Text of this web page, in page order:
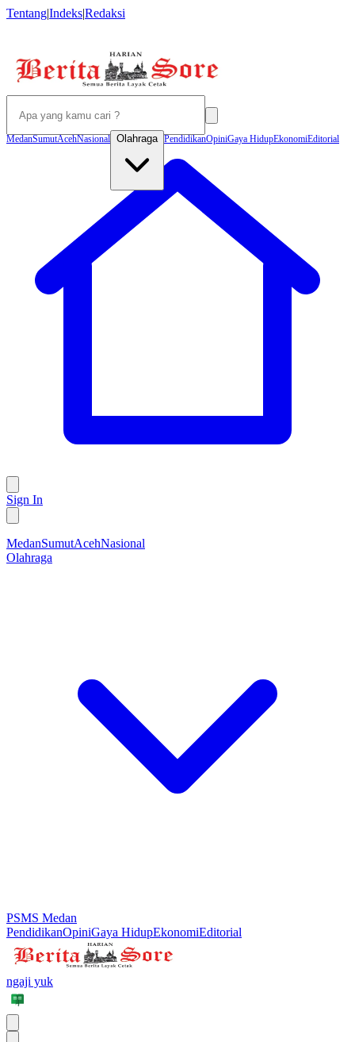
Tentang|Indeks|Redaksi
MedanSumutAcehNasional Olahraga PendidikanOpiniGaya HidupEkonomiEditorial
Sign In
MedanSumutAcehNasional
Olahraga
PSMS Medan
PendidikanOpiniGaya HidupEkonomiEditorial
ngaji yuk